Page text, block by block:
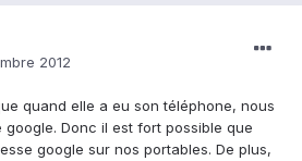
2012
quand elle a eu son téléphone, nous
Donc il est fort possible que
google sur nos portables. De plus,